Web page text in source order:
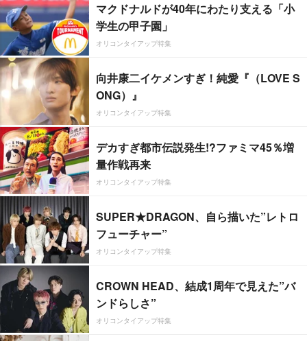
マクドナルドが40年にわたり支える「小
学生の甲子園」
オリコンタイアップ特集
向井康二イケメンすぎ！純愛『（LOVE S
ONG）』
オリコンタイアップ特集
デカすぎ都市伝説発生!?ファミマ45％増
量作戦再来
オリコンタイアップ特集
SUPER★DRAGON、自ら描いた”レトロ
フューチャー”
オリコンタイアップ特集
CROWN HEAD、結成1周年で見えた”バ
ンドらしさ”
オリコンタイアップ特集